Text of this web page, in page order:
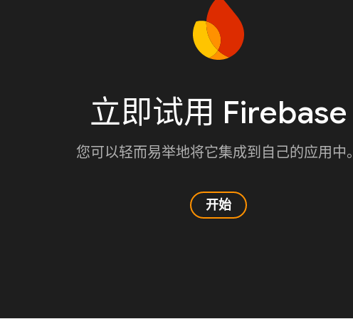
立即试用 Firebase
您可以轻而易举地将它集成到自己的应用中。
开始